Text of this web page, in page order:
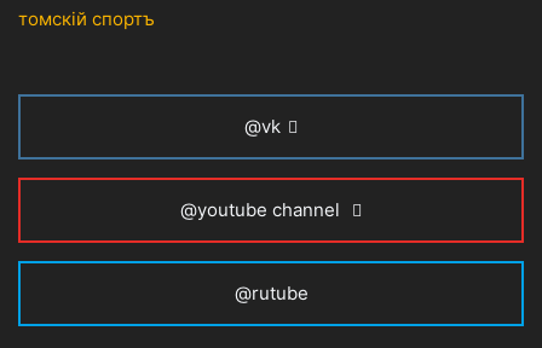
томскiй спортъ
@vk
@youtube channel
@rutube